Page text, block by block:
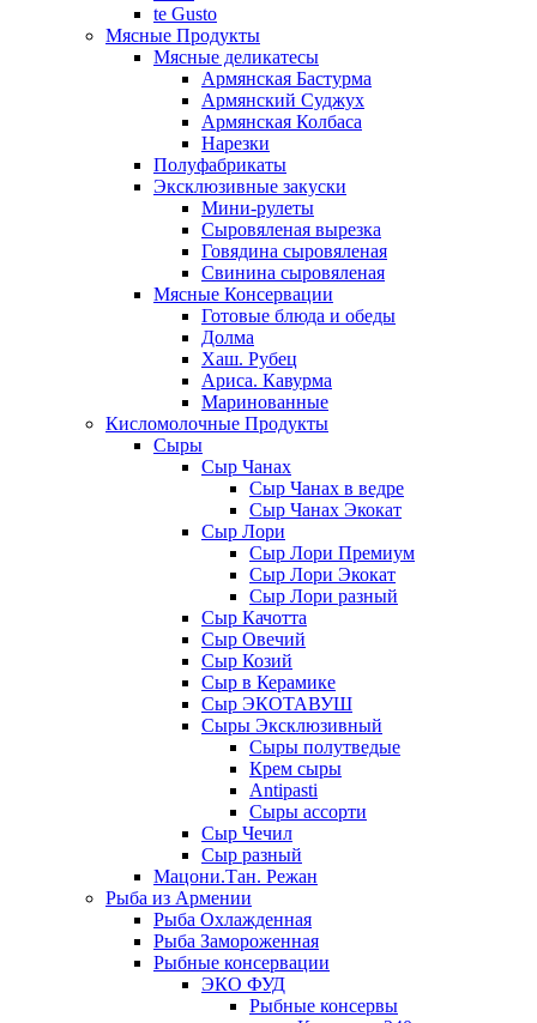
te Gusto
Мясные Продукты
Мясные деликатесы
Армянская Бастурма
Армянский Суджух
Армянская Колбаса
Нарезки
Полуфабрикаты
Эксклюзивные закуски
Мини-рулеты
Сыровяленая вырезка
Говядина сыровяленая
Свинина сыровяленая
Мясные Консервации
Готовые блюда и обеды
Долма
Хаш. Рубец
Ариса. Кавурма
Маринованные
Кисломолочные Продукты
Сыры
Сыр Чанах
Сыр Чанах в ведре
Сыр Чанах Экокат
Сыр Лори
Сыр Лори Премиум
Сыр Лори Экокат
Сыр Лори разный
Сыр Качотта
Сыр Овечий
Сыр Козий
Сыр в Керамике
Сыр ЭКОТАВУШ
Сыры Эксклюзивный
Сыры полутведые
Крем сыры
Antipasti
Сыры ассорти
Сыр Чечил
Сыр разный
Мацони.Тан. Режан
Рыба из Армении
Рыба Охлажденная
Рыба Замороженная
Рыбные консервации
ЭКО ФУД
Рыбные консервы